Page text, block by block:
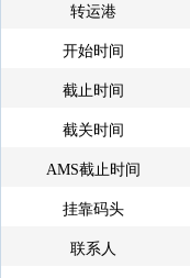
转运港
开始时间
截止时间
截关时间
AMS截止时间
挂靠码头
联系人